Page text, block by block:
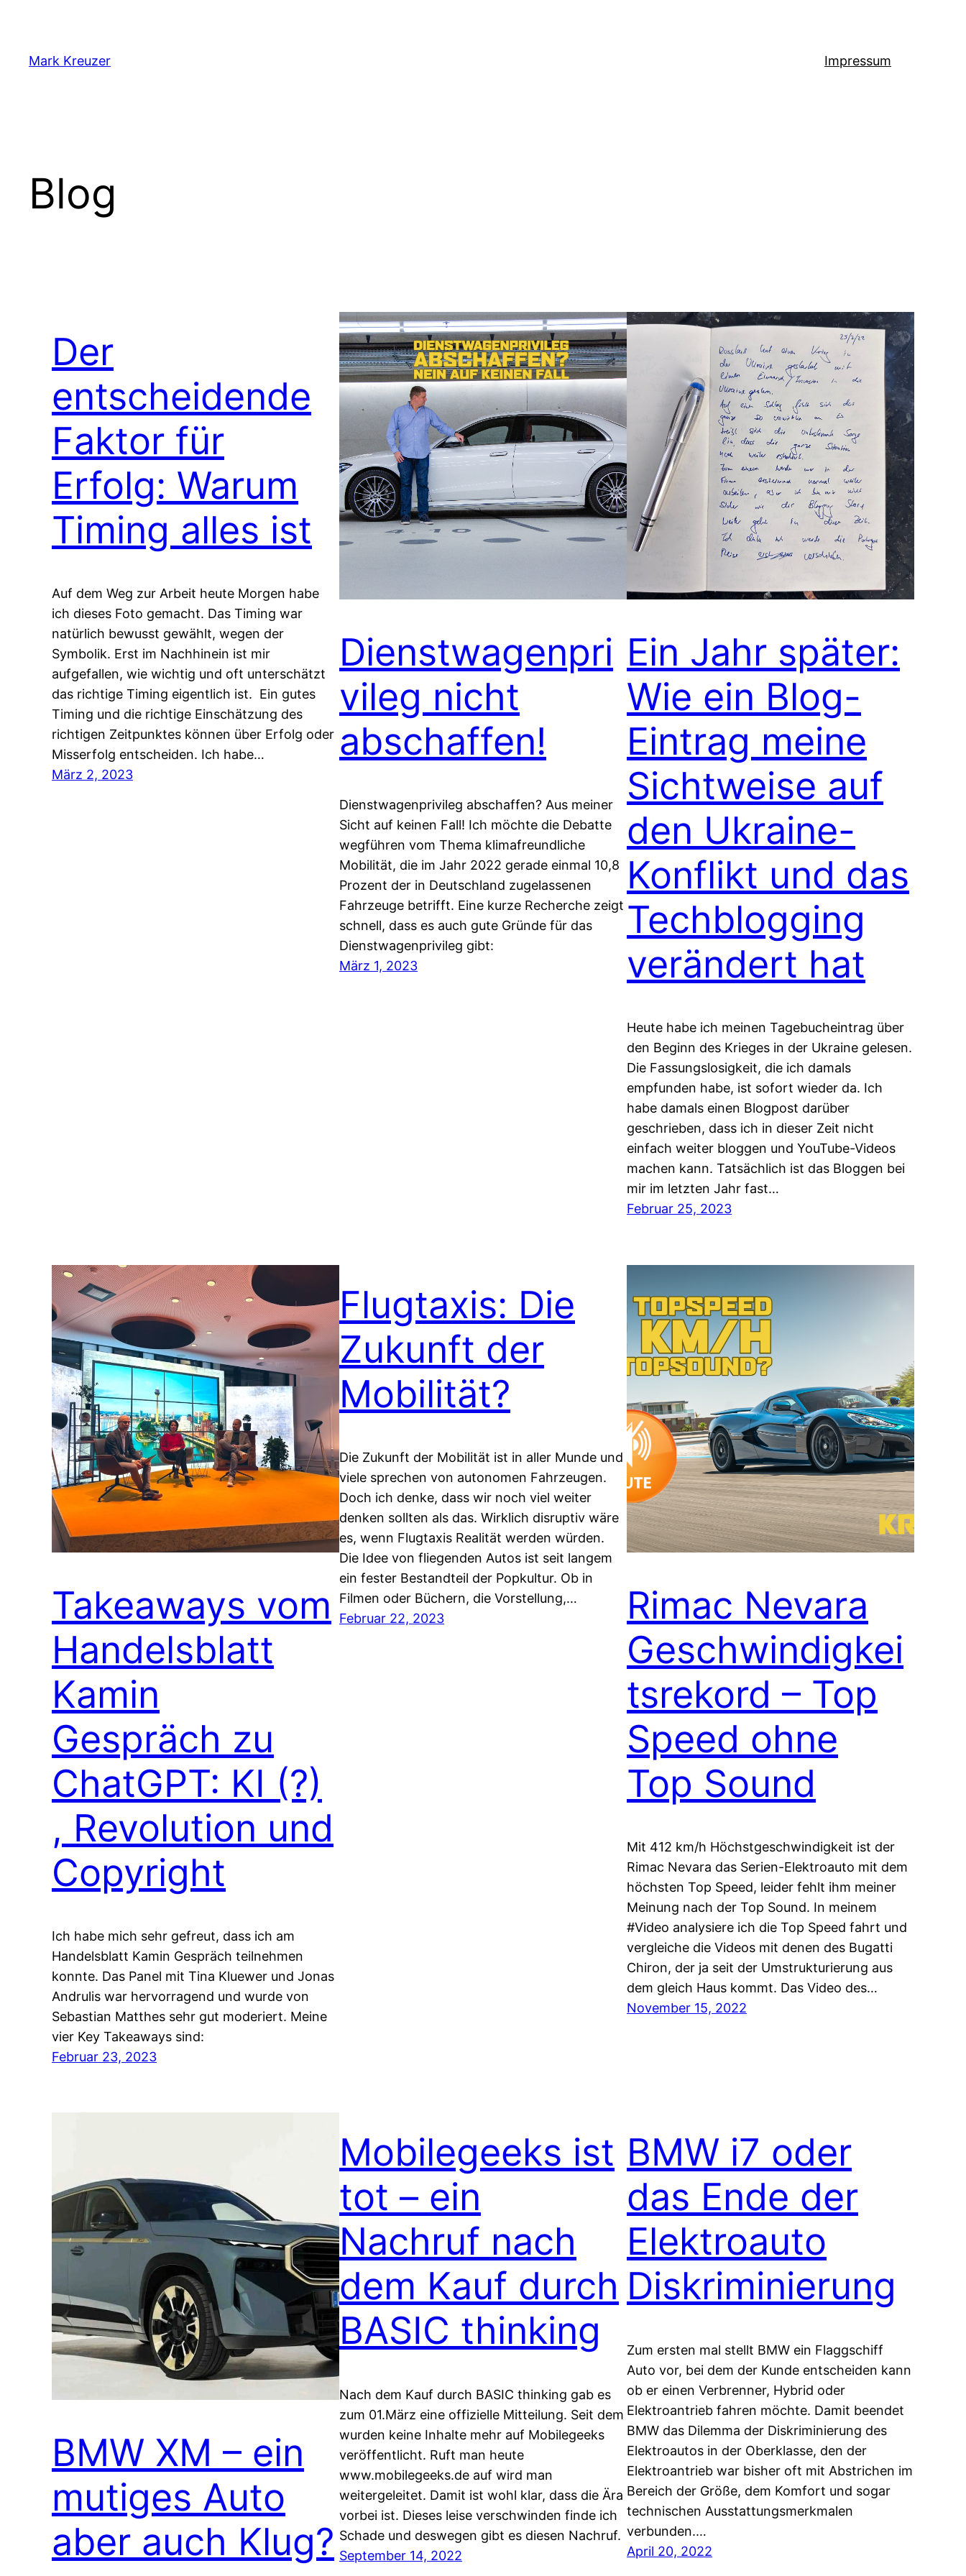
springen
Mark Kreuzer Impressum
Blog
Der
entscheidende
Faktor für
Erfolg: Warum
Timing alles ist
Auf dem Weg zur Arbeit heute Morgen habe
ich dieses Foto gemacht. Das Timing war
natürlich bewusst gewählt, wegen der
Symbolik. Erst im Nachhinein ist mir
aufgefallen, wie wichtig und oft unterschätzt
das richtige Timing eigentlich ist. Ein gutes
Timing und die richtige Einschätzung des
richtigen Zeitpunktes können über Erfolg oder
Misserfolg entscheiden. Ich habe…
März 2, 2023
Dienstwagenpri
vileg nicht
abschaffen!
Dienstwagenprivileg abschaffen? Aus meiner
Sicht auf keinen Fall! Ich möchte die Debatte
wegführen vom Thema klimafreundliche
Mobilität, die im Jahr 2022 gerade einmal 10,8
Prozent der in Deutschland zugelassenen
Fahrzeuge betrifft. Eine kurze Recherche zeigt
schnell, dass es auch gute Gründe für das
Dienstwagenprivileg gibt:
März 1, 2023
Ein Jahr später:
Wie ein Blog-
Eintrag meine
Sichtweise auf
den Ukraine-
Konflikt und das
Techblogging
verändert hat
Heute habe ich meinen Tagebucheintrag über
den Beginn des Krieges in der Ukraine gelesen.
Die Fassungslosigkeit, die ich damals
empfunden habe, ist sofort wieder da. Ich
habe damals einen Blogpost darüber
geschrieben, dass ich in dieser Zeit nicht
einfach weiter bloggen und YouTube-Videos
machen kann. Tatsächlich ist das Bloggen bei
mir im letzten Jahr fast…
Februar 25, 2023
Takeaways vom
Handelsblatt
Kamin
Gespräch zu
ChatGPT: KI (?)
, Revolution und
Copyright
Ich habe mich sehr gefreut, dass ich am
Handelsblatt Kamin Gespräch teilnehmen
konnte. Das Panel mit Tina Kluewer und Jonas
Andrulis war hervorragend und wurde von
Sebastian Matthes sehr gut moderiert. Meine
vier Key Takeaways sind:
Februar 23, 2023
Flugtaxis: Die
Zukunft der
Mobilität?
Die Zukunft der Mobilität ist in aller Munde und
viele sprechen von autonomen Fahrzeugen.
Doch ich denke, dass wir noch viel weiter
denken sollten als das. Wirklich disruptiv wäre
es, wenn Flugtaxis Realität werden würden.
Die Idee von fliegenden Autos ist seit langem
ein fester Bestandteil der Popkultur. Ob in
Filmen oder Büchern, die Vorstellung,…
Februar 22, 2023
Rimac Nevara
Geschwindigkei
tsrekord – Top
Speed ohne
Top Sound
Mit 412 km/h Höchstgeschwindigkeit ist der
Rimac Nevara das Serien-Elektroauto mit dem
höchsten Top Speed, leider fehlt ihm meiner
Meinung nach der Top Sound. In meinem
#Video analysiere ich die Top Speed fahrt und
vergleiche die Videos mit denen des Bugatti
Chiron, der ja seit der Umstrukturierung aus
dem gleich Haus kommt. Das Video des…
November 15, 2022
BMW XM – ein
mutiges Auto
aber auch Klug?
Mobilegeeks ist
tot – ein
Nachruf nach
dem Kauf durch
BASIC thinking
Nach dem Kauf durch BASIC thinking gab es
zum 01.März eine offizielle Mitteilung. Seit dem
wurden keine Inhalte mehr auf Mobilegeeks
veröffentlicht. Ruft man heute
www.mobilegeeks.de auf wird man
weitergeleitet. Damit ist wohl klar, dass die Ära
vorbei ist. Dieses leise verschwinden finde ich
Schade und deswegen gibt es diesen Nachruf.
September 14, 2022
BMW i7 oder
das Ende der
Elektroauto
Diskriminierung
Zum ersten mal stellt BMW ein Flaggschiff
Auto vor, bei dem der Kunde entscheiden kann
ob er einen Verbrenner, Hybrid oder
Elektroantrieb fahren möchte. Damit beendet
BMW das Dilemma der Diskriminierung des
Elektroautos in der Oberklasse, den der
Elektroantrieb war bisher oft mit Abstrichen im
Bereich der Größe, dem Komfort und sogar
technischen Ausstattungsmerkmalen
verbunden.…
April 20, 2022